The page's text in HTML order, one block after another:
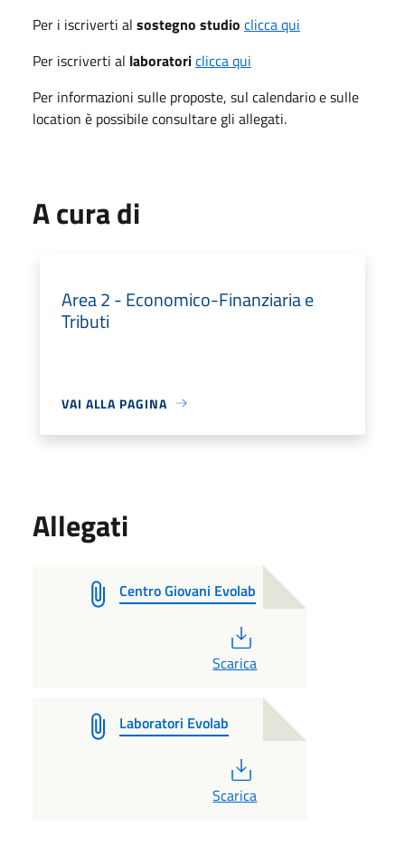
Per i iscriverti al sostegno studio clicca qui
Per iscriverti al laboratoriclicca qui
Per informazioni sulle proposte, sul calendario e sulle
location è possibile consultare gli allegati.
A cura di
Area 2 - Economico-Finanziaria e
Tributi
VAI ALLA PAGINA
Allegati
Centro Giovani Evolab
Scarica
Laboratori Evolab
Scarica